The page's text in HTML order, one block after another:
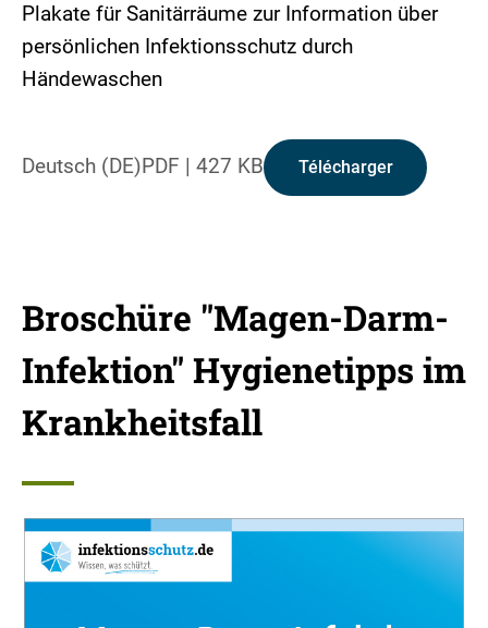
Plakate für Sanitärräume zur Information über
persönlichen Infektionsschutz durch
Händewaschen
Deutsch (DE)PDF | 427 KB Télécharger
Broschüre "Magen-Darm-
Infektion" Hygienetipps im
Krankheitsfall